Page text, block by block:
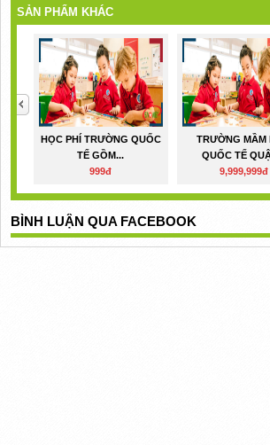
SẢN PHẨM KHÁC
HỌC PHÍ TRƯỜNG QUỐC
TẾ GỒM...
999đ
TRƯỜNG MẦM
QUỐC TẾ
9,999,999đ
BÌNH LUẬN QUA FACEBOOK